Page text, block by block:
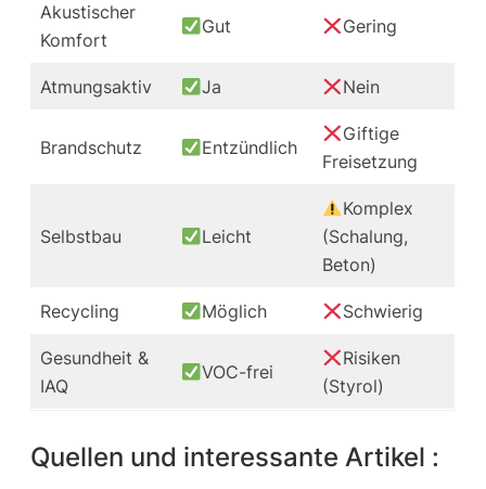
Akustischer
Komfort
Gut Gering
Atmungsaktiv Ja Nein
Brandschutz Entzündlich
Giftige
Freisetzung
Selbstbau Leicht
Komplex
(Schalung,
Beton)
Recycling Möglich Schwierig
Gesundheit &
IAQ
VOC-frei
Risiken
(Styrol)
Quellen und interessante Artikel :